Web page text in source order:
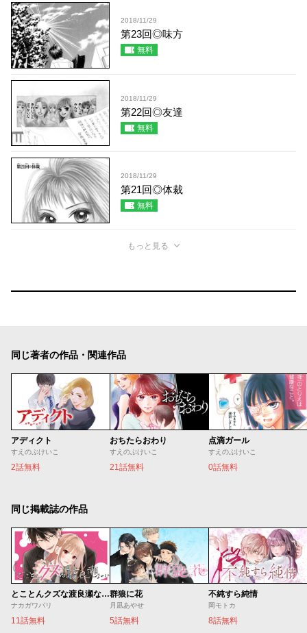
2018/11/29
第23回◎味方
無料
2018/11/29
第22回◎友達
無料
2018/11/29
第21回◎体裁
無料
もっと見る
同じ著者の作品・関連作品
アディクト
すえのぶけいこ
2話無料
おちたらおわり
すえのぶけいこ
21話無料
点滴ガール
すえのぶけいこ
0話無料
同じ掲載誌の作品
とことんクズな渡良瀬なのに
ナカガワパリ
11話無料
群狼に花
月凪あやせ
5話無料
不純すら純情
岡モトカ
8話無料